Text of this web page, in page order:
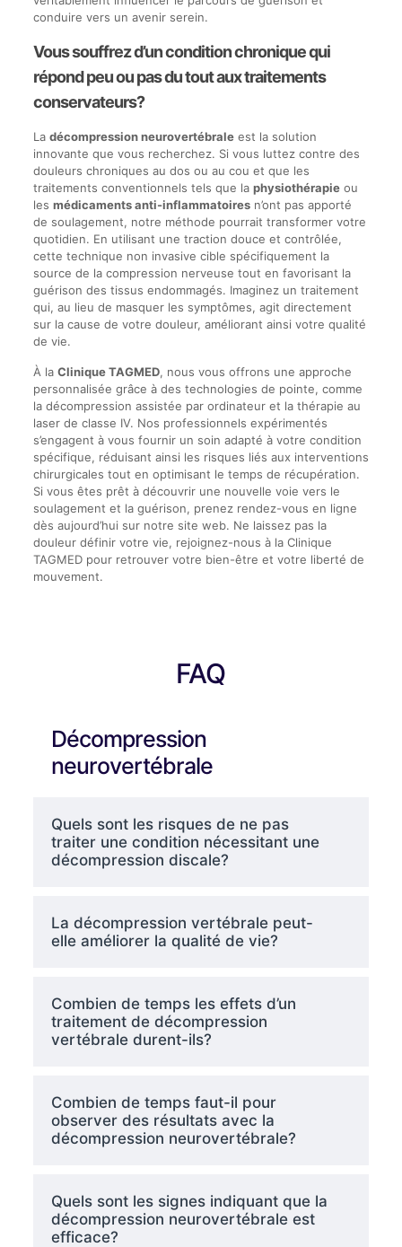
conduire vers un avenir serein.
Vous souffrez d’un condition chronique qui
répond peu ou pas du tout aux traitements
conservateurs?
La décompression neurovertébraleest la solution
innovante que vous recherchez. Si vous luttez contre des
douleurs chroniques au dos ou au cou et que les
traitements conventionnels tels que la physiothérapieou
les médicaments anti-inflammatoiresn’ont pas apporté
de soulagement, notre méthode pourrait transformer votre
quotidien. En utilisant une traction douce et contrôlée,
cette technique non invasive cible spécifiquement la
source de la compression nerveuse tout en favorisant la
guérison des tissus endommagés. Imaginez un traitement
qui, au lieu de masquer les symptômes, agit directement
sur la cause de votre douleur, améliorant ainsi votre qualité
de vie.
À la Clinique TAGMED, nous vous offrons une approche
personnalisée grâce à des technologies de pointe, comme
la décompression assistée par ordinateur et la thérapie au
laser de classe IV. Nos professionnels expérimentés
s’engagent à vous fournir un soin adapté à votre condition
spécifique, réduisant ainsi les risques liés aux interventions
chirurgicales tout en optimisant le temps de récupération.
Si vous êtes prêt à découvrir une nouvelle voie vers le
soulagement et la guérison, prenez rendez-vous en ligne
dès aujourd’hui sur notre site web. Ne laissez pas la
douleur définir votre vie, rejoignez-nous à la Clinique
TAGMED pour retrouver votre bien-être et votre liberté de
mouvement.
FAQ
Décompression
neurovertébrale
Quels sont les risques de ne pas
traiter une condition nécessitant une
décompression discale?
La décompression vertébrale peut-
elle améliorer la qualité de vie?
Combien de temps les effets d’un
traitement de décompression
vertébrale durent-ils?
Combien de temps faut-il pour
observer des résultats avec la
décompression neurovertébrale?
Quels sont les signes indiquant que la
décompression neurovertébrale est
efficace?